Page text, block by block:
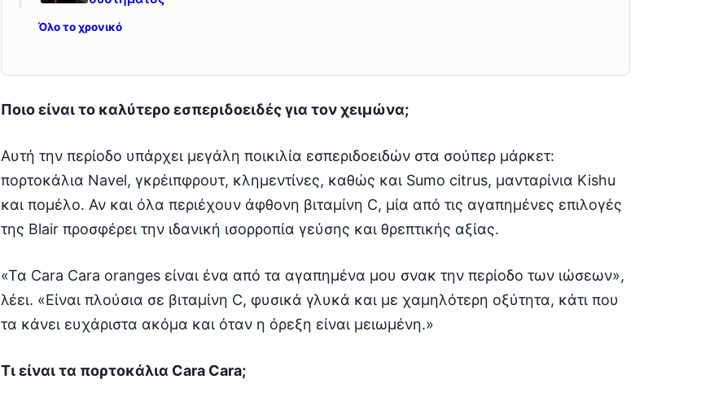
Όλο το χρονικό
Ποιο είναι το καλύτερο εσπεριδοειδές για τον χειμώνα;
Αυτή την περίοδο υπάρχει μεγάλη ποικιλία εσπεριδοειδών στα σούπερ μάρκετ:
πορτοκάλια Navel, γκρέιπφρουτ, κλημεντίνες, καθώς και Sumo citrus, μανταρίνια Kishu
και πομέλο. Αν και όλα περιέχουν άφθονη βιταμίνη C, μία από τις αγαπημένες επιλογές
της Blair προσφέρει την ιδανική ισορροπία γεύσης και θρεπτικής αξίας.
«Τα Cara Cara oranges είναι ένα από τα αγαπημένα μου σνακ την περίοδο των ιώσεων»,
λέει. «Είναι πλούσια σε βιταμίνη C, φυσικά γλυκά και με χαμηλότερη οξύτητα, κάτι που
τα κάνει ευχάριστα ακόμα και όταν η όρεξη είναι μειωμένη.»
Τι είναι τα πορτοκάλια Cara Cara;